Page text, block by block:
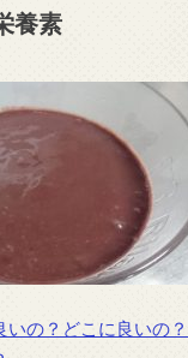
養素
いの？どこに良いの